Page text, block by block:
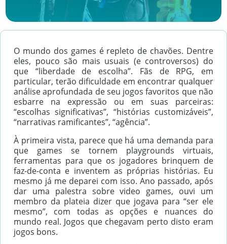
O mundo dos games é repleto de chavões. Dentre
eles, pouco são mais usuais (e controversos) do
que “liberdade de escolha”. Fãs de RPG, em
particular, terão dificuldade em encontrar qualquer
análise aprofundada de seu jogos favoritos que não
esbarre na expressão ou em suas parceiras:
“escolhas significativas”, “histórias customizáveis”,
“narrativas ramificantes”, “agência”.
À primeira vista, parece que há uma demanda para
que games se tornem playgrounds virtuais,
ferramentas para que os jogadores brinquem de
faz-de-conta e inventem as próprias histórias. Eu
mesmo já me deparei com isso. Ano passado, após
dar uma palestra sobre video games, ouvi um
membro da plateia dizer que jogava para “ser ele
mesmo”, com todas as opções e nuances do
mundo real. Jogos que chegavam perto disto eram
jogos bons.